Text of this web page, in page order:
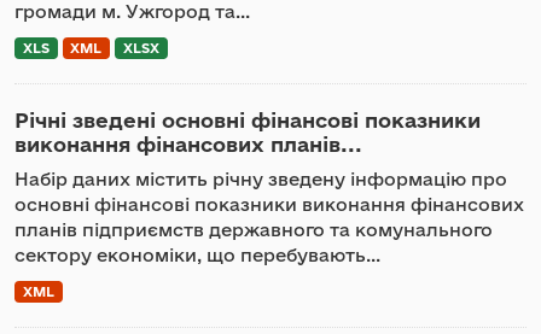
громади м. Ужгород та...
XLS XML XLSX
Річні зведені основні фінансові показники
виконання фінансових планів...
Набір даних містить річну зведену інформацію про
основні фінансові показники виконання фінансових
планів підприємств державного та комунального
сектору економіки, що перебувають...
XML